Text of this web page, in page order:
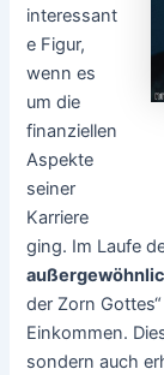
interessant
e Figur,
wenn es
um die
finanziellen
Aspekte
seiner
Karriere
ging. Im Laufe
der Zorn
Einkommen.
sondern auch